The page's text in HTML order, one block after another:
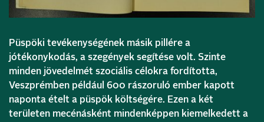
Püspöki tevékenységének másik pillére a
jótékonykodás, a szegények segítése volt. Szinte
minden jövedelmét szociális célokra fordította,
Veszprémben például 600 rászoruló ember kapott
naponta ételt a püspök költségére. Ezen a két
területen mecénásként mindenképpen kiemelkedett a